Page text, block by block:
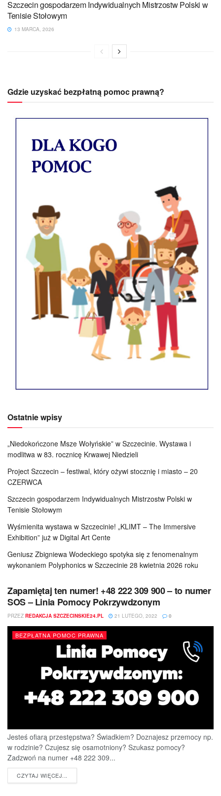
Szczecin gospodarzem Indywidualnych Mistrzostw Polski w
Tenisie Stołowym
13 MARCA, 2026
Gdzie uzyskać bezpłatną pomoc prawną?
Ostatnie wpisy
„Niedokończone Msze Wołyńskie” w Szczecinie. Wystawa i
modlitwa w 83. rocznicę Krwawej Niedzieli
Project Szczecin – festiwal, który ożywi stocznię i miasto – 20
CZERWCA
Szczecin gospodarzem Indywidualnych Mistrzostw Polski w
Tenisie Stołowym
Wyśmienita wystawa w Szczecinie! „KLIMT – The Immersive
Exhibition” już w Digital Art Cente
Geniusz Zbigniewa Wodeckiego spotyka się z fenomenalnym
wykonaniem Polyphonics w Szczecinie 28 kwietnia 2026 roku
Zapamiętaj ten numer! +48 222 309 900 – to numer
SOS – Linia Pomocy Pokrzywdzonym
PRZEZ REDAKCJA SZCZECINSKIE24.PL 21 LUTEGO, 2022 0
BEZPŁATNA POMOC PRAWNA
Jesteś ofiarą przestępstwa? Świadkiem? Doznajesz przemocy np.
w rodzinie? Czujesz się osamotniony? Szukasz pomocy?
Zadzwoń na numer +48 222 309...
CZYTAJ WIĘCEJ...